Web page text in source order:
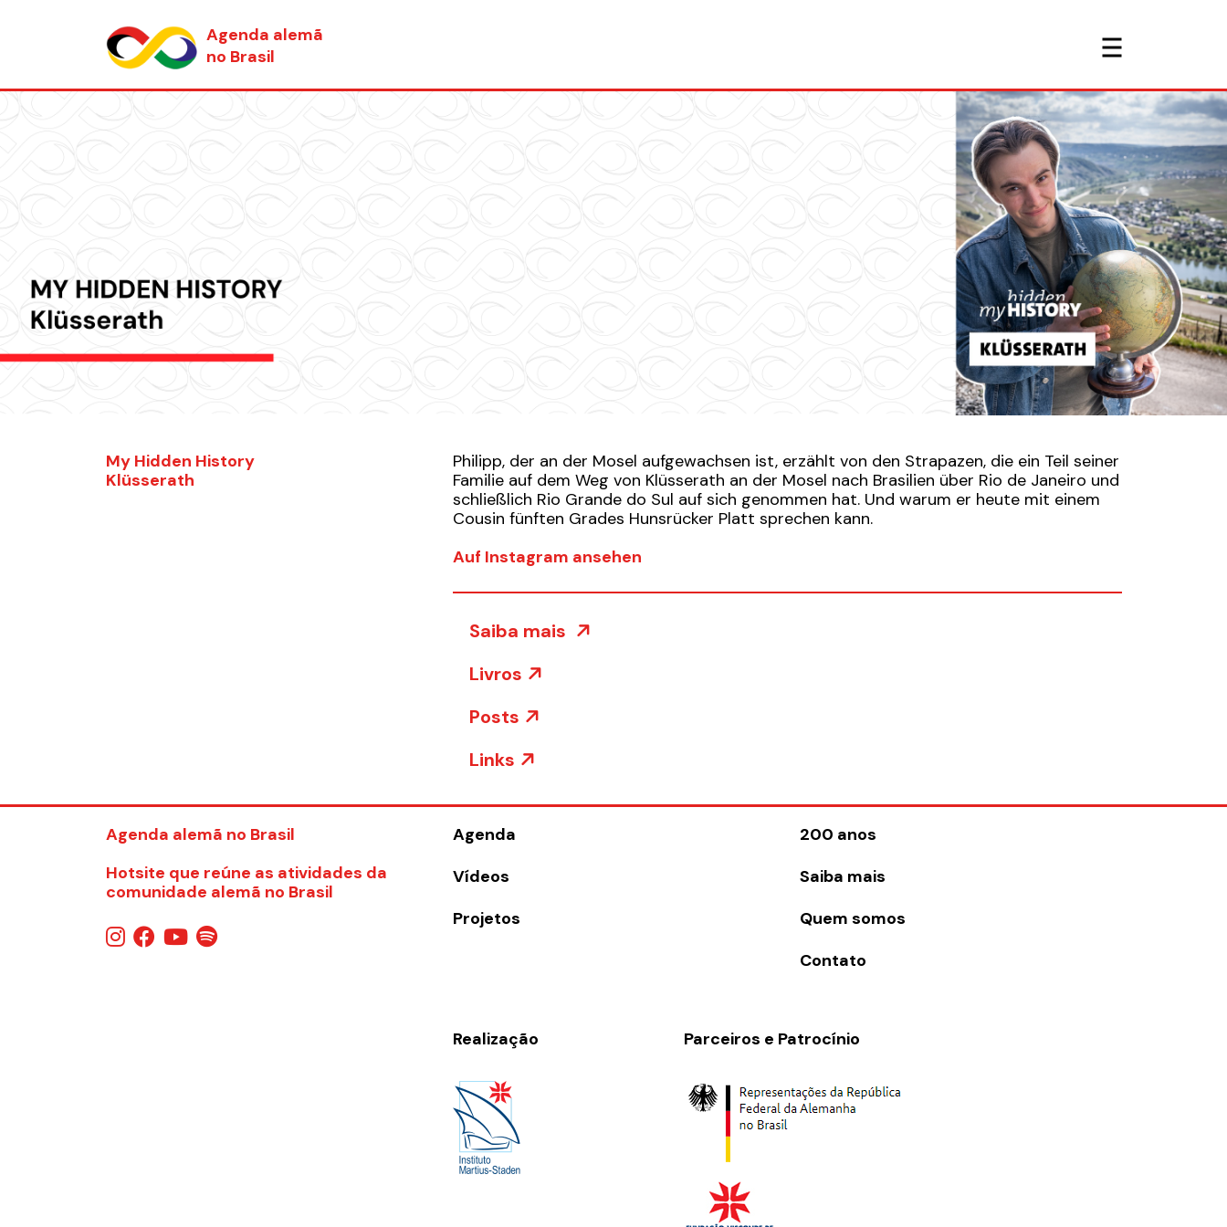
Agenda alemã
no Brasil
My Hidden History
Klüsserath
Philipp, der an der Mosel aufgewachsen ist, erzählt von den Strapazen, die ein Teil seiner
Familie auf dem Weg von Klüsserath an der Mosel nach Brasilien über Rio de Janeiro und
schließlich Rio Grande do Sul auf sich genommen hat. Und warum er heute mit einem
Cousin fünften Grades Hunsrücker Platt sprechen kann.
Auf Instagram ansehen
Saiba mais
Livros
Posts
Links
Agenda alemã no Brasil
Hotsite que reúne as atividades da
comunidade alemã no Brasil
Agenda
Vídeos
Projetos
200 anos
Saiba mais
Quem somos
Contato
Realização Parceiros e Patrocínio